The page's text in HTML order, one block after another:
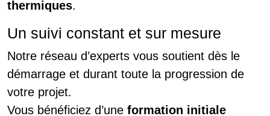
thermiques.
Un suivi constant et sur mesure
Notre réseau d’experts vous soutient dès le
démarrage et durant toute la progression de
votre projet.
Vous bénéficiez d’une formation initiale